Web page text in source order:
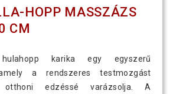
HOPP MASSZÁZS
CM
karika egy egyszerű
a rendszeres testmozgást
otthoni edzéssé varázsolja. A